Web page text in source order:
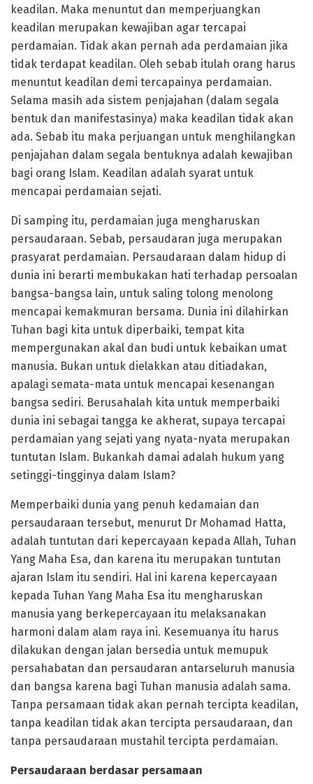
keadilan. Maka menuntut dan memperjuangkan
keadilan merupakan kewajiban agar tercapai
perdamaian. Tidak akan pernah ada perdamaian jika
tidak terdapat keadilan. Oleh sebab itulah orang harus
menuntut keadilan demi tercapainya perdamaian.
Selama masih ada sistem penjajahan (dalam segala
bentuk dan manifestasinya) maka keadilan tidak akan
ada. Sebab itu maka perjuangan untuk menghilangkan
penjajahan dalam segala bentuknya adalah kewajiban
bagi orang Islam. Keadilan adalah syarat untuk
mencapai perdamaian sejati.
Di samping itu, perdamaian juga mengharuskan
persaudaraan. Sebab, persaudaran juga merupakan
prasyarat perdamaian. Persaudaraan dalam hidup di
dunia ini berarti membukakan hati terhadap persoalan
bangsa-bangsa lain, untuk saling tolong menolong
mencapai kemakmuran bersama. Dunia ini dilahirkan
Tuhan bagi kita untuk diperbaiki, tempat kita
mempergunakan akal dan budi untuk kebaikan umat
manusia. Bukan untuk dielakkan atau ditiadakan,
apalagi semata-mata untuk mencapai kesenangan
bangsa sediri. Berusahalah kita untuk memperbaiki
dunia ini sebagai tangga ke akherat, supaya tercapai
perdamaian yang sejati yang nyata-nyata merupakan
tuntutan Islam. Bukankah damai adalah hukum yang
setinggi-tingginya dalam Islam?
Memperbaiki dunia yang penuh kedamaian dan
persaudaraan tersebut, menurut Dr Mohamad Hatta,
adalah tuntutan dari kepercayaan kepada Allah, Tuhan
Yang Maha Esa, dan karena itu merupakan tuntutan
ajaran Islam itu sendiri. Hal ini karena kepercayaan
kepada Tuhan Yang Maha Esa itu mengharuskan
manusia yang berkepercayaan itu melaksanakan
harmoni dalam alam raya ini. Kesemuanya itu harus
dilakukan dengan jalan bersedia untuk memupuk
persahabatan dan persaudaran antarseluruh manusia
dan bangsa karena bagi Tuhan manusia adalah sama.
Tanpa persamaan tidak akan pernah tercipta keadilan,
tanpa keadilan tidak akan tercipta persaudaraan, dan
tanpa persaudaraan mustahil tercipta perdamaian.
Persaudaraan berdasar persamaan